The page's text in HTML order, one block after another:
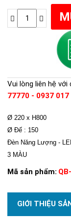
Vui lòng liên hệ
77770 - 0937 017
Ø 220 x H800
Ø Đế : 150
Đèn Năng Lượng -
3 MÀU
Mã sản phẩm:
GIỚI THIỆU